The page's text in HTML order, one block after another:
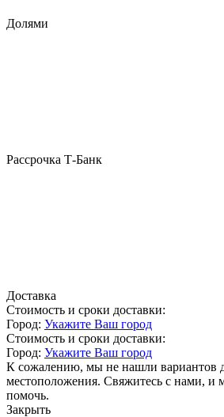
Долями
Рассрочка Т-Банк
Доставка
Стоимость и сроки доставки:
Город: Укажите Ваш город
Стоимость и сроки доставки:
Город: Укажите Ваш город
К сожалению, мы не нашли вариантов
местоположения. Свяжитесь с нами, и
помочь.
Закрыть